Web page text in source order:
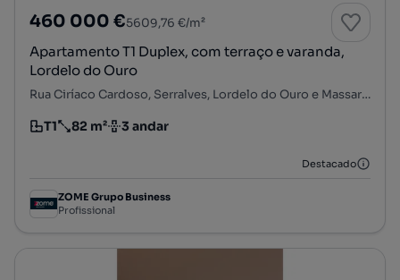
460 000 €5609,76 €/m²
Apartamento T1 Duplex, com terraço e varanda,
Lordelo do Ouro
Rua Ciríaco Cardoso, Serralves, Lordelo do Ouro e Massarelos, Porto, Porto
Tipologia
T1
Preço por metro quadrado
82 m²
Andar 3 andar
Destacado
ZOME Grupo Business
Profissional